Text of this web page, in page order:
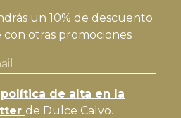
un 10% de descuento
otras promociones
política de alta en la
de Dulce Calvo.